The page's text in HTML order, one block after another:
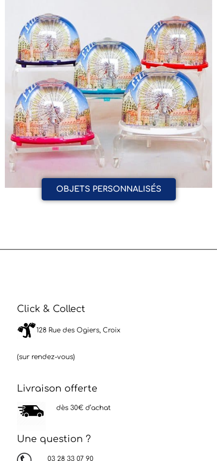
OBJETS PERSONNALISÉS
Click & Collect
128 Rue des Ogiers, Croix
(sur rendez-vous)
Livraison offerte
dès 30€ d’achat
Une question ?
03 28 33 07 90